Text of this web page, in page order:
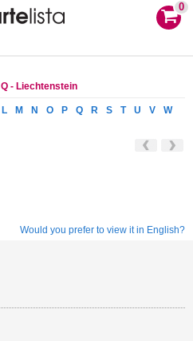
0
Q - Liechtenstein
L M N O P Q R S T U V
W
Would you prefer to view it in English?